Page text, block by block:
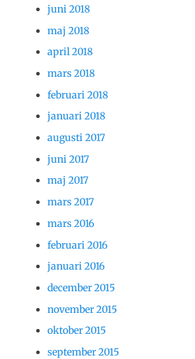
juni 2018
maj 2018
april 2018
mars 2018
februari 2018
januari 2018
augusti 2017
juni 2017
maj 2017
mars 2017
mars 2016
februari 2016
januari 2016
december 2015
november 2015
oktober 2015
september 2015